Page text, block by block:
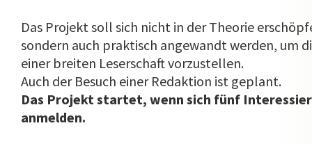
Das Projekt soll sich nicht in der Theorie
sondern auch praktisch angewandt werden, um
einer breiten Leserschaft vorzustellen.
Auch der Besuch einer Redaktion ist geplant.
Das Projekt startet, wenn sich fünf
anmelden.